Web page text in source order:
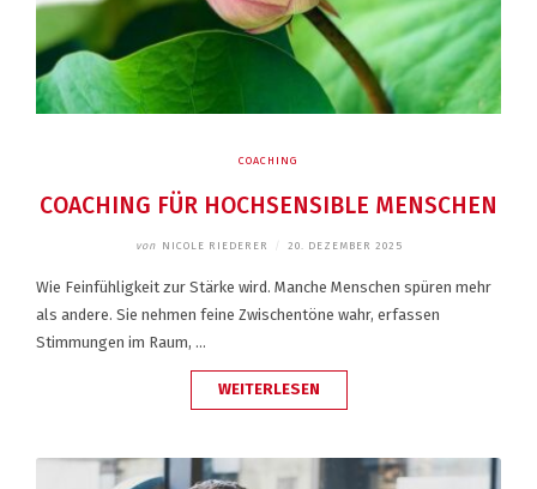
COACHING
COACHING FÜR HOCHSENSIBLE MENSCHEN
von NICOLE RIEDERER 20. DEZEMBER 2025
Wie Feinfühligkeit zur Stärke wird. Manche Menschen spüren mehr
als andere. Sie nehmen feine Zwischentöne wahr, erfassen
Stimmungen im Raum, …
WEITERLESEN„COACHING